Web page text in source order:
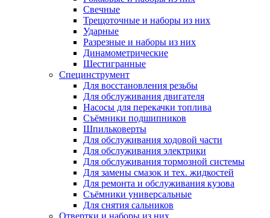
Свечные
Трещоточные и наборы из них
Ударные
Разрезные и наборы из них
Динамометрические
Шестигранные
Специнструмент
Для восстановления резьбы
Для обслуживания двигателя
Насосы для перекачки топлива
Съёмники подшипников
Шпильковерты
Для обслуживания ходовой части
Для обслуживания электрики
Для обслуживания тормозной системы
Для замены смазок и тех. жидкостей
Для ремонта и обслуживания кузова
Съёмники универсальные
Для снятия сальников
Отвертки и наборы из них